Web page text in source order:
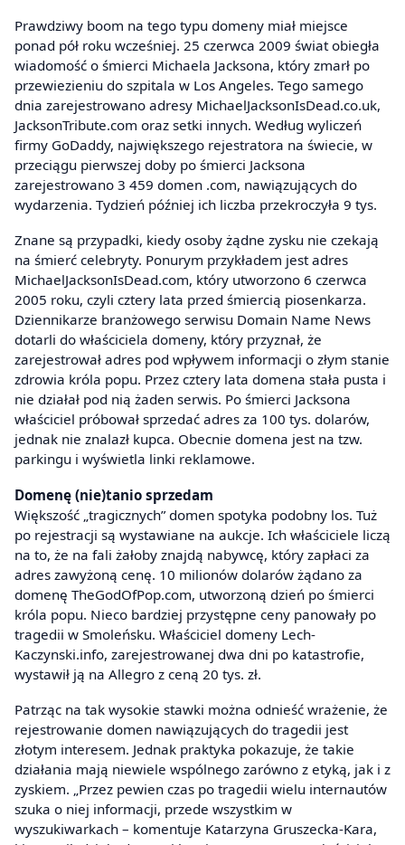
Prawdziwy boom na tego typu domeny miał miejsce
ponad pół roku wcześniej. 25 czerwca 2009 świat obiegła
wiadomość o śmierci Michaela Jacksona, który zmarł po
przewiezieniu do szpitala w Los Angeles. Tego samego
dnia zarejestrowano adresy MichaelJacksonIsDead.co.uk,
JacksonTribute.com oraz setki innych. Według wyliczeń
firmy GoDaddy, największego rejestratora na świecie, w
przeciągu pierwszej doby po śmierci Jacksona
zarejestrowano 3 459 domen .com, nawiązujących do
wydarzenia. Tydzień później ich liczba przekroczyła 9 tys.
Znane są przypadki, kiedy osoby żądne zysku nie czekają
na śmierć celebryty. Ponurym przykładem jest adres
MichaelJacksonIsDead.com, który utworzono 6 czerwca
2005 roku, czyli cztery lata przed śmiercią piosenkarza.
Dziennikarze branżowego serwisu Domain Name News
dotarli do właściciela domeny, który przyznał, że
zarejestrował adres pod wpływem informacji o złym stanie
zdrowia króla popu. Przez cztery lata domena stała pusta i
nie działał pod nią żaden serwis. Po śmierci Jacksona
właściciel próbował sprzedać adres za 100 tys. dolarów,
jednak nie znalazł kupca. Obecnie domena jest na tzw.
parkingu i wyświetla linki reklamowe.
Domenę (nie)tanio sprzedam
Większość „tragicznych” domen spotyka podobny los. Tuż
po rejestracji są wystawiane na aukcje. Ich właściciele liczą
na to, że na fali żałoby znajdą nabywcę, który zapłaci za
adres zawyżoną cenę. 10 milionów dolarów żądano za
domenę TheGodOfPop.com, utworzoną dzień po śmierci
króla popu. Nieco bardziej przystępne ceny panowały po
tragedii w Smoleńsku. Właściciel domeny Lech-
Kaczynski.info, zarejestrowanej dwa dni po katastrofie,
wystawił ją na Allegro z ceną 20 tys. zł.
Patrząc na tak wysokie stawki można odnieść wrażenie, że
rejestrowanie domen nawiązujących do tragedii jest
złotym interesem. Jednak praktyka pokazuje, że takie
działania mają niewiele wspólnego zarówno z etyką, jak i z
zyskiem. „Przez pewien czas po tragedii wielu internautów
szuka o niej informacji, przede wszystkim w
wyszukiwarkach – komentuje Katarzyna Gruszecka-Kara,